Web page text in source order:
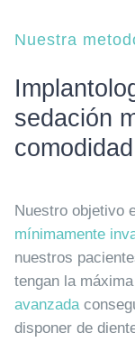
Nuestra
sedación
Nuestro objetivo
mínimamente
nuestros
tengan la
avanzada
disponer de